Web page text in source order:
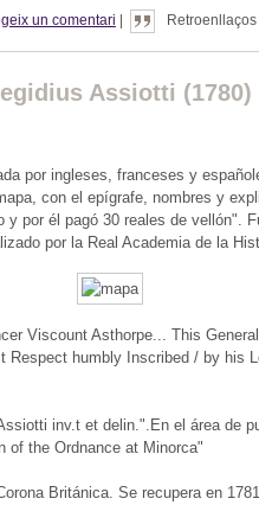
un comentari Retroenllaços
Assiotti (1780)
por ingleses, franceses y
con el epígrafe, nombres y
por él pagó 30 reales de vellón".
por la Real Academia de la
Viscount Asthorpe... This
humbly Inscribed / by his
inv.t et delin.".En el área de
of the Ordnance at Minorca"
Británica. Se recupera en